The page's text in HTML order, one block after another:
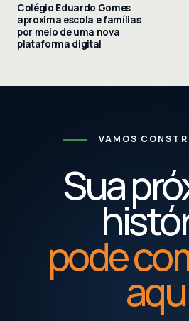
Colégio Eduardo Gomes
aproxima escola e famílias
por meio de uma nova
plataforma digital
VAMOS
Sua
pode